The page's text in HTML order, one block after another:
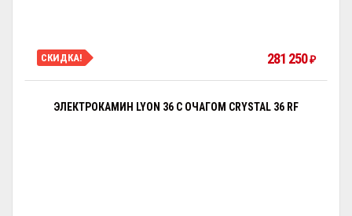
СКИДКА! 281 250₽
ЭЛЕКТРОКАМИН LYON 36 С ОЧАГОМ CRYSTAL 36 RF